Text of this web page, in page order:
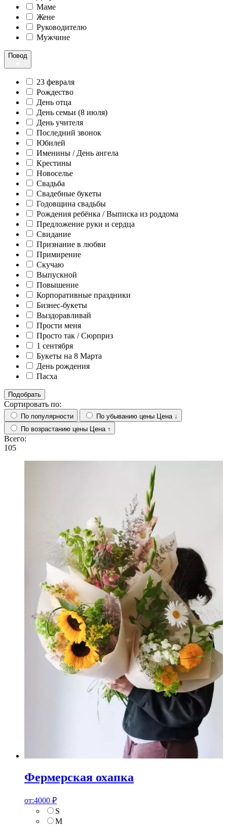
Маме
Жене
Руководителю
Мужчине
Повод
23 февраля
Рождество
День отца
День семьи (8 июля)
День учителя
Последний звонок
Юбилей
Именины / День ангела
Крестины
Новоселье
Свадьба
Свадебные букеты
Годовщина свадьбы
Рождения ребёнка / Выписка из роддома
Предложение руки и сердца
Свидание
Признание в любви
Примирение
Скучаю
Выпускной
Повышение
Корпоративные праздники
Бизнес-букеты
Выздоравливай
Прости меня
Просто так / Сюрприз
1 сентября
Букеты на 8 Марта
День рождения
Пасха
Подобрать
Сортировать по:
По популярности По убыванию цены
Цена ↓
По возрастанию цены
Цена ↑
Всего:
105
Фермерская охапка
от:4000 ₽
S
M